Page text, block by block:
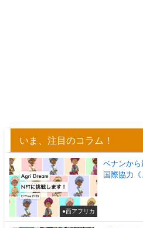
いま、注目のコラム！
●西アフリカ
ベナンから
国際協力《